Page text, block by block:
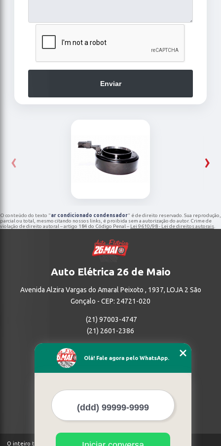
Enviar
‹ ›
O conteúdo do texto "ar condicionado condensador" é de direito reservado. Sua reprodução,
parcial ou total, mesmo citando nossos links, é proibida sem a autorização do autor. Crime de
violação de direito autoral – artigo 184 do Código Penal – Lei 9610/98 - Lei de direitos autorais
Auto Elétrica 26 de Maio
Avenida Alzira Vargas do Amaral Peixoto , 1937, LOJA 2 São
Gonçalo - CEP: 24721-020
(21) 97003-4747
(21) 2601-2386
Empresa
Missão
Mapa do site
O inteiro teor deste site está sujeito à proteção de direitos autorais.
Olá! Fale agora pelo WhatsApp.